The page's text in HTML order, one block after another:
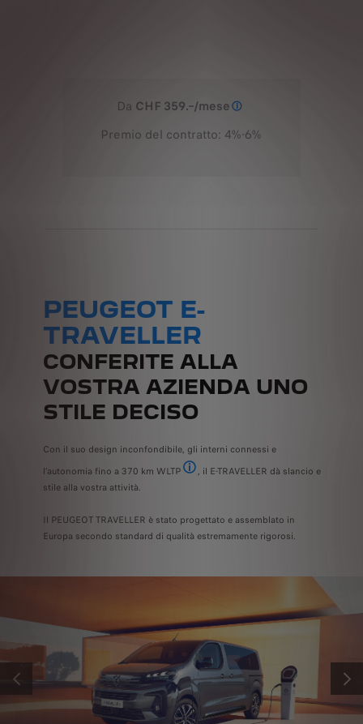
Da CHF 359.–/mese
Esempio di leasing :
Premio del contratto: 4%-6%
PEUGEOT E-
TRAVELLER
CONFERITE ALLA
VOSTRA AZIENDA UNO
STILE DECISO
Con il suo design inconfondibile, gli interni connessi e
l’autonomia fino a 370 km WLTP
, il E-TRAVELLER dà slancio e
stile alla vostra attività.
Il PEUGEOT TRAVELLER è stato progettato e assemblato in
Europa secondo standard di qualità estremamente rigorosi.
PREVIOUS